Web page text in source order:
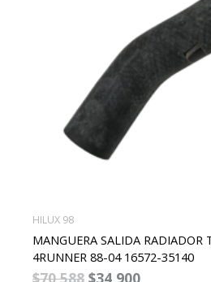
HILUX 98
MANGUERA SALIDA RADIADOR
4RUNNER 88-04 16572-35140